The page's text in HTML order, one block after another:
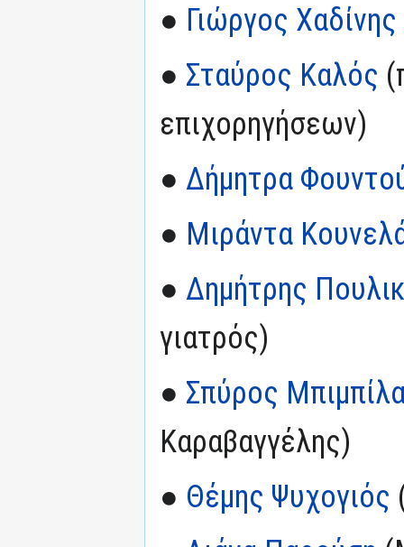
● Γιώργος Χαδίνης
● Σταύρος Καλός
επιχορηγήσεων)
● Δήμητρα
● Μιράντα
● Δημήτρης
γιατρός)
● Σπύρος
Καραβαγγέλης)
● Θέμης Ψυχογιός